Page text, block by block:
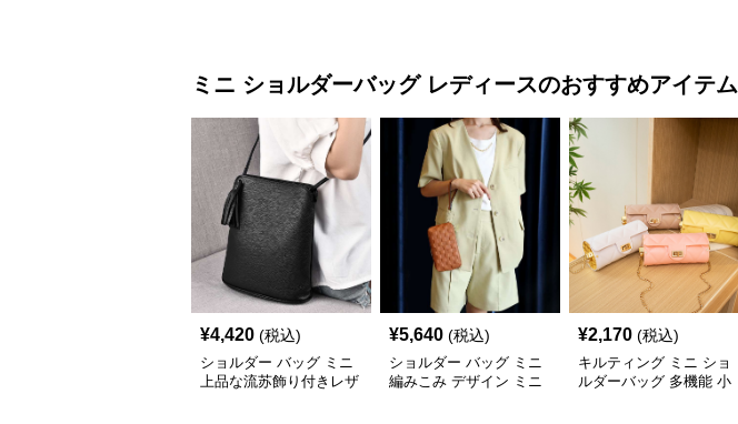
ミニ ショルダーバッグ レディースのおすすめアイテム
¥4,420 (税込)
ショルダー バッグ ミニ
上品な流苏飾り付きレザ
¥5,640 (税込)
ショルダー バッグ ミニ
編みこみ デザイン ミニ
¥2,170 (税込)
キルティング ミニ ショ
ルダーバッグ 多機能 小